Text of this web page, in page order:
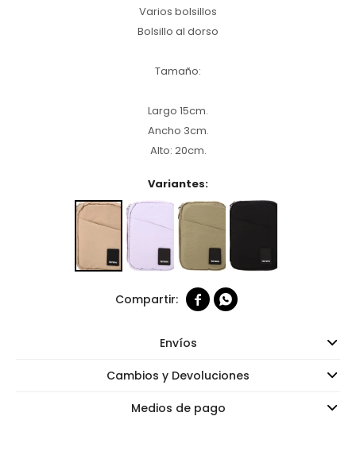
Varios bolsillos
Bolsillo al dorso
Tamaño:
Largo 15cm.
Ancho 3cm.
Alto: 20cm.
Variantes:
 
Envíos
Cambios y Devoluciones
Medios de pago